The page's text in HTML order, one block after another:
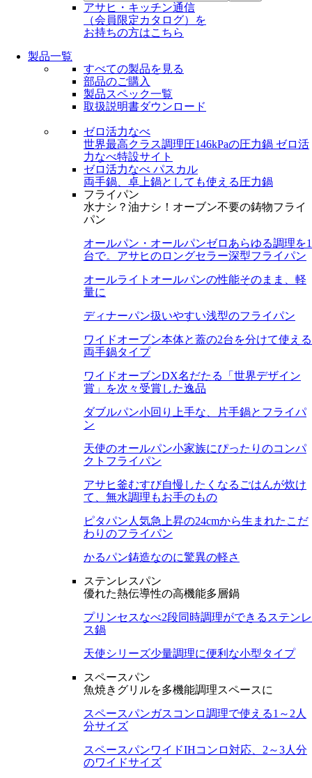
アサヒ・キッチン通信
（会員限定カタログ）を
お持ちの方はこちら
製品一覧
すべての製品を見る
部品のご購入
製品スペック一覧
取扱説明書ダウンロード
ゼロ活力なべ
世界最高クラス調理圧146kPaの圧力鍋 ゼロ活
力なべ特設サイト
ゼロ活力なべ パスカル
両手鍋、卓上鍋としても使える圧力鍋
フライパン
水ナシ？油ナシ！オーブン不要の鋳物フライ
パン
オールパン・オールパンゼロ あらゆる調理を1
台で。アサヒのロングセラー深型フライパン
オールライト オールパンの性能そのまま、軽
量に
ディナーパン扱いやすい浅型のフライパン
ワイドオーブン本体と蓋の2台を分けて使える
両手鍋タイプ
ワイドオーブンDX名だたる「世界デザイン
賞」を次々受賞した逸品
ダブルパン小回り上手な、片手鍋とフライパ
ン
天使のオールパン小家族にぴったりのコンパ
クトフライパン
アサヒ釜むすび自慢したくなるごはんが炊け
て、無水調理もお手のもの
ピタパン 人気急上昇の24cmから生まれたこだ
わりのフライパン
かるパン鋳造なのに驚異の軽さ
ステンレスパン
優れた熱伝導性の高機能多層鍋
プリンセスなべ2段同時調理ができるステンレ
ス鍋
天使シリーズ少量調理に便利な小型タイプ
スペースパン
魚焼きグリルを多機能調理スペースに
スペースパンガスコンロ調理で使える1～2人
分サイズ
スペースパンワイドIHコンロ対応、2～3人分
のワイドサイズ